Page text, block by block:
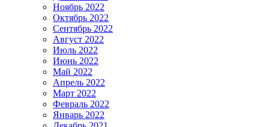
Ноябрь 2022
Октябрь 2022
Сентябрь 2022
Август 2022
Июль 2022
Июнь 2022
Май 2022
Апрель 2022
Март 2022
Февраль 2022
Январь 2022